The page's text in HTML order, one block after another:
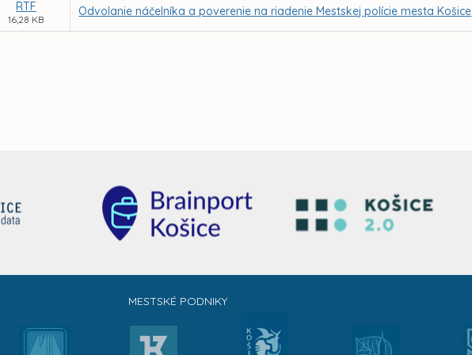
RTF
16,28 KB
Odvolanie náčelníka a poverenie na riadenie Mestskej polície mesta Košice
MESTSKÉ PODNIKY